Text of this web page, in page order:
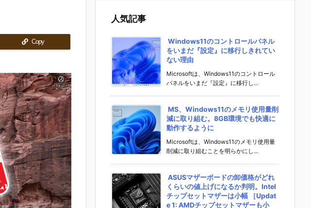
Copy
人気記事
Windows11のコントロールパネル
をいまだ『設定』に移行しきれてい
ない理由
Microsoftは、Windows11のコントロール
パネルをいまだ『設定』に移行し...
MS、Windows11のメモリ使用量削
減に取り組む。8GB環境でも快適に
動作するように
Microsoftは、Windows11のメモリ使用量
削減に取り組むことを明らかにし...
ASUSマザーボードの卸価格がどれ
くらいの値上げになるか判明。Intel
チップセットマザーは小幅 ［Updat
e 1: AMDチップセットマザーも小